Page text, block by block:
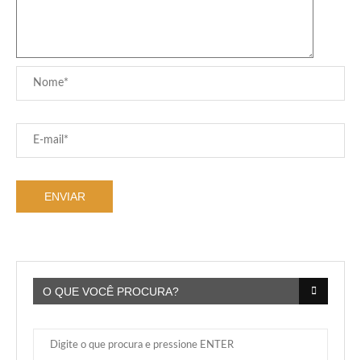
O QUE VOCÊ PROCURA?